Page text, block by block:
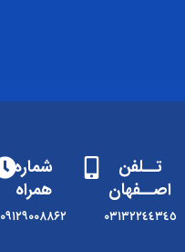
تــلفن
اصــفهان
٠٣١٣٢٢٤٤٣٤٥
شماره
همراه
۰۹۱۲۹۰۰۸۸۶۲